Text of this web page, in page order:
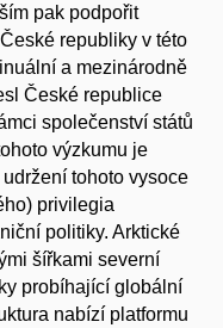
pak podpořit
republiky v této
a mezinárodně
České republice
společenství států
výzkumu je
tohoto vysoce
privilegia
politiky. Arktické
šířkami severní
probíhající globální
nabízí platformu